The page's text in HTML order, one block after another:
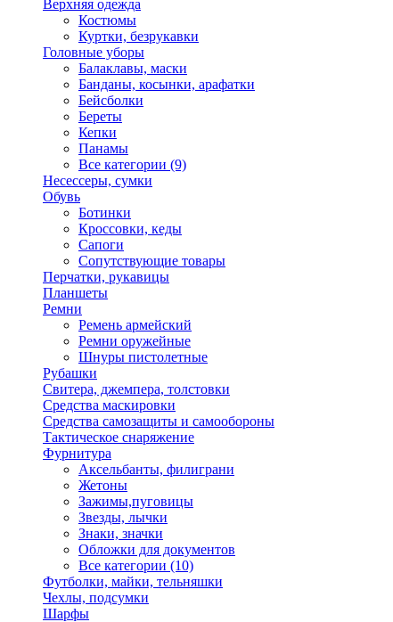
Верхняя одежда
Костюмы
Куртки, безрукавки
Головные уборы
Балаклавы, маски
Банданы, косынки, арафатки
Бейсболки
Береты
Кепки
Панамы
Все категории (9)
Несессеры, сумки
Обувь
Ботинки
Кроссовки, кеды
Сапоги
Сопутствующие товары
Перчатки, рукавицы
Планшеты
Ремни
Ремень армейский
Ремни оружейные
Шнуры пистолетные
Рубашки
Свитера, джемпера, толстовки
Средства маскировки
Средства самозащиты и самообороны
Тактическое снаряжение
Фурнитура
Аксельбанты, филиграни
Жетоны
Зажимы,пуговицы
Звезды, лычки
Знаки, значки
Обложки для документов
Все категории (10)
Футболки, майки, тельняшки
Чехлы, подсумки
Шарфы